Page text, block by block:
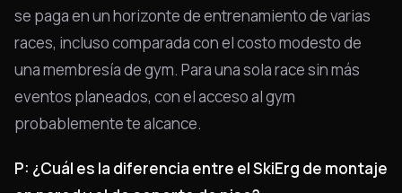
se paga en un horizonte de entrenamiento de varias
races, incluso comparada con el costo modesto de
una membresía de gym. Para una sola race sin más
eventos planeados, con el acceso al gym
probablemente te alcance.
P: ¿Cuál es la diferencia entre el SkiErg de montaje